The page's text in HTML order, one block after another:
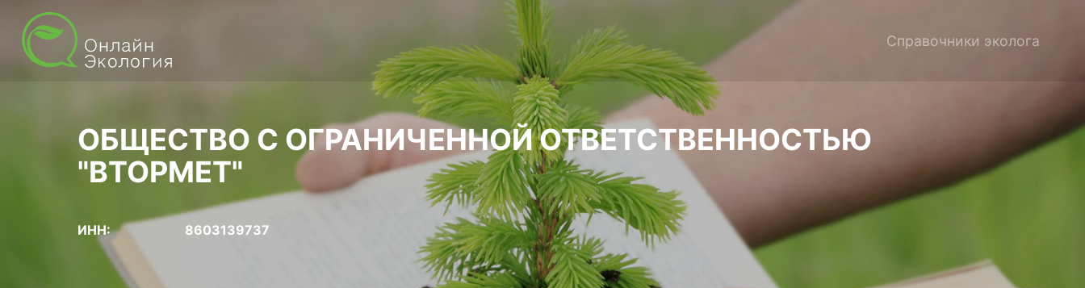
Справочники эколога
ОБЩЕСТВО С ОГРАНИЧЕННОЙ ОТВЕТСТВЕННОСТЬЮ
"ВТОРМЕТ"
ИНН: 8603139737